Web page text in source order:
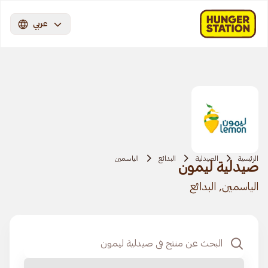
عربي
الرئيسية الصيدلية البدائع الياسمين
صيدلية ليمون
الياسمين, البدائع